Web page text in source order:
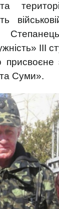
ІІІ
Суми».